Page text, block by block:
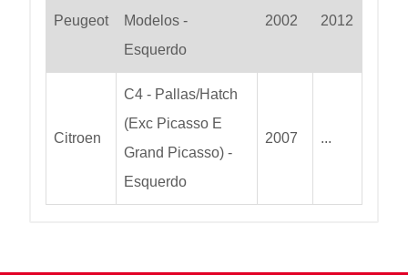
Peugeot
Modelos -
Esquerdo
2002 2012
Citroen
C4 - Pallas/Hatch
(Exc Picasso E
Grand Picasso) -
Esquerdo
2007 ...